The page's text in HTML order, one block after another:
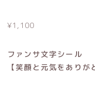
¥1,100
ファンサ文字シール
【笑顔と元気をありが